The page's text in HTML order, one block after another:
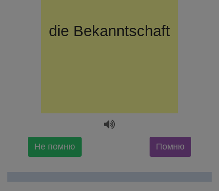
die Bekanntschaft
знакомство
Не помню Помню